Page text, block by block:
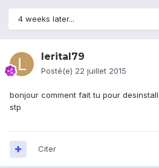
4 weeks later...
lerital79
Posté(e) 22 juillet 2015
bonjour comment fait tu pour
stp
Citer